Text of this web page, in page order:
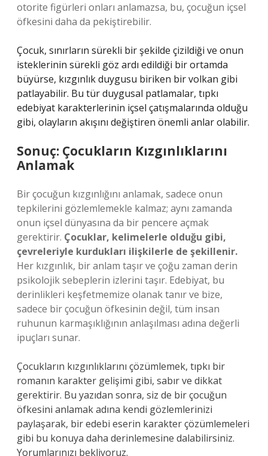
otorite figürleri onları anlamazsa, bu, çocuğun içsel
öfkesini daha da pekiştirebilir.
Çocuk, sınırların sürekli bir şekilde çizildiği ve onun
isteklerinin sürekli göz ardı edildiği bir ortamda
büyürse, kızgınlık duygusu biriken bir volkan gibi
patlayabilir. Bu tür duygusal patlamalar, tıpkı
edebiyat karakterlerinin içsel çatışmalarında olduğu
gibi, olayların akışını değiştiren önemli anlar olabilir.
Sonuç: Çocukların Kızgınlıklarını
Anlamak
Bir çocuğun kızgınlığını anlamak, sadece onun
tepkilerini gözlemlemekle kalmaz; aynı zamanda
onun içsel dünyasına da bir pencere açmak
gerektirir. Çocuklar, kelimelerle olduğu gibi,
çevreleriyle kurdukları ilişkilerle de şekillenir.
Her kızgınlık, bir anlam taşır ve çoğu zaman derin
psikolojik sebeplerin izlerini taşır. Edebiyat, bu
derinlikleri keşfetmemize olanak tanır ve bize,
sadece bir çocuğun öfkesinin değil, tüm insan
ruhunun karmaşıklığının anlaşılması adına değerli
ipuçları sunar.
Çocukların kızgınlıklarını çözümlemek, tıpkı bir
romanın karakter gelişimi gibi, sabır ve dikkat
gerektirir. Bu yazıdan sonra, siz de bir çocuğun
öfkesini anlamak adına kendi gözlemlerinizi
paylaşarak, bir edebi eserin karakter çözümlemeleri
gibi bu konuya daha derinlemesine dalabilirsiniz.
Yorumlarınızı bekliyoruz.